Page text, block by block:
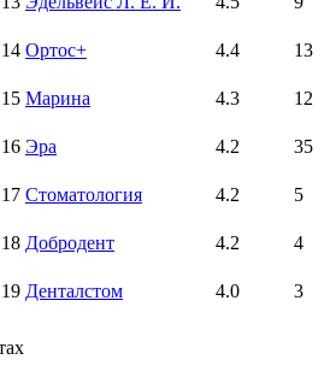
14 Ортос+ 4.4
13
15 Марина 4.3
12
16 Эра 4.2
35
17 Стоматология 4.2
5
18 Добродент 4.2
4
19 Денталстом 4.0 3